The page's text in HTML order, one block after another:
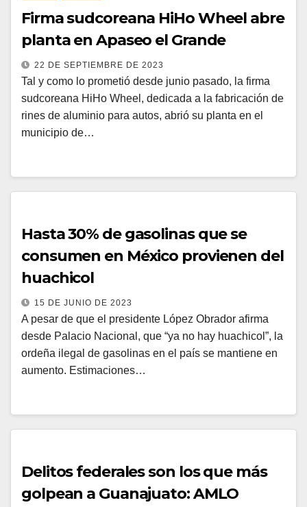
Firma sudcoreana HiHo Wheel abre
planta en Apaseo el Grande
22 DE SEPTIEMBRE DE 2023
Tal y como lo prometió desde junio pasado, la firma
sudcoreana HiHo Wheel, dedicada a la fabricación de
rines de aluminio para autos, abrió su planta en el
municipio de…
Hasta 30% de gasolinas que se
consumen en México provienen del
huachicol
15 DE JUNIO DE 2023
A pesar de que el presidente López Obrador afirma
desde Palacio Nacional, que “ya no hay huachicol”, la
ordeña ilegal de gasolinas en el país se mantiene en
aumento. Estimaciones…
Delitos federales son los que más
golpean a Guanajuato: AMLO